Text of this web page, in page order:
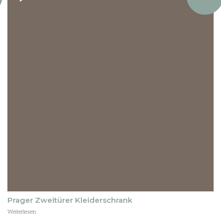
Prager Zweitürer Kleiderschrank
Weiterlesen